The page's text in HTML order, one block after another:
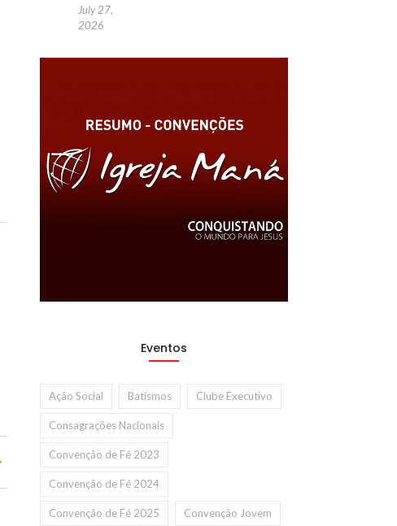
July 27,
2026
Eventos
Ação Social Batismos Clube Executivo
Consagrações Nacionais
Convenção de Fé 2023
Convenção de Fé 2024
Convenção de Fé 2025 Convenção Jovem